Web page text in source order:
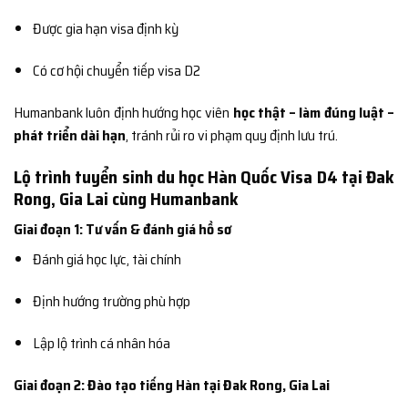
Được gia hạn visa định kỳ
Có cơ hội chuyển tiếp visa D2
Humanbank luôn định hướng học viên học thật – làm đúng luật –
phát triển dài hạn, tránh rủi ro vi phạm quy định lưu trú.
Lộ trình tuyển sinh du học Hàn Quốc Visa D4 tại Đak
Rong, Gia Lai cùng Humanbank
Giai đoạn 1: Tư vấn & đánh giá hồ sơ
Đánh giá học lực, tài chính
Định hướng trường phù hợp
Lập lộ trình cá nhân hóa
Giai đoạn 2: Đào tạo tiếng Hàn tại Đak Rong, Gia Lai